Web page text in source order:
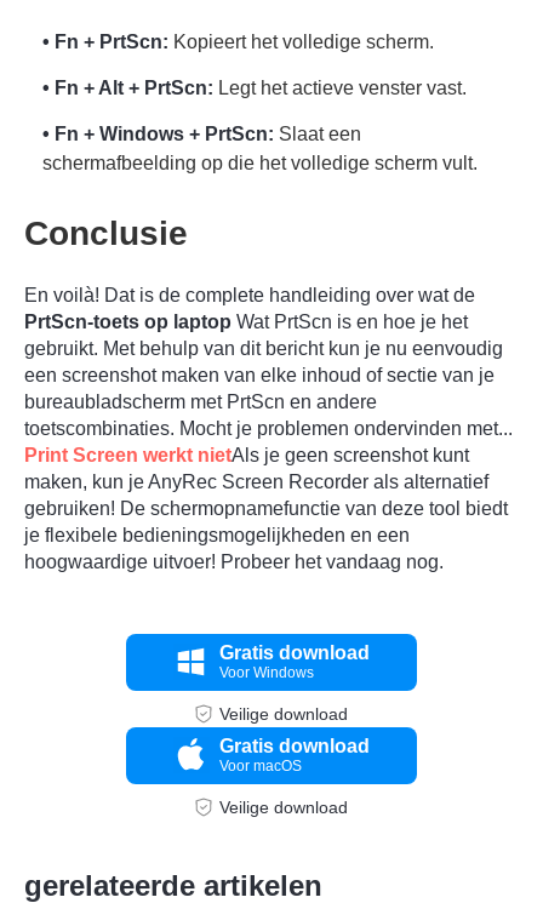
Stap 3.
• Fn + PrtScn: Kopieert het volledige scherm.
• Fn + Alt + PrtScn: Legt het actieve venster vast.
• Fn + Windows + PrtScn: Slaat een
schermafbeelding op die het volledige scherm vult.
Conclusie
En voilà! Dat is de complete handleiding over wat de
PrtScn-toets op laptop Wat PrtScn is en hoe je het
gebruikt. Met behulp van dit bericht kun je nu eenvoudig
een screenshot maken van elke inhoud of sectie van je
bureaubladscherm met PrtScn en andere
toetscombinaties. Mocht je problemen ondervinden met...
Print Screen werkt nietAls je geen screenshot kunt
maken, kun je AnyRec Screen Recorder als alternatief
gebruiken! De schermopnamefunctie van deze tool biedt
je flexibele bedieningsmogelijkheden en een
hoogwaardige uitvoer! Probeer het vandaag nog.
Gratis download
Voor Windows
Veilige download
Gratis download
Voor macOS
Veilige download
gerelateerde artikelen